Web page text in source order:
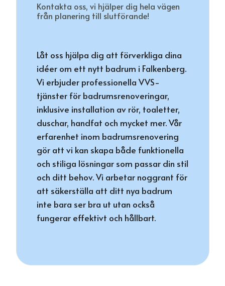
Kontakta oss, vi hjälper dig hela vägen
från planering till slutförande!
Låt oss hjälpa dig att förverkliga dina
idéer om ett nytt badrum i Falkenberg.
Vi erbjuder professionella VVS-
tjänster för badrumsrenoveringar,
inklusive installation av rör, toaletter,
duschar, handfat och mycket mer. Vår
erfarenhet inom badrumsrenovering
gör att vi kan skapa både funktionella
och stiliga lösningar som passar din stil
och ditt behov. Vi arbetar noggrant för
att säkerställa att ditt nya badrum
inte bara ser bra ut utan också
fungerar effektivt och hållbart.